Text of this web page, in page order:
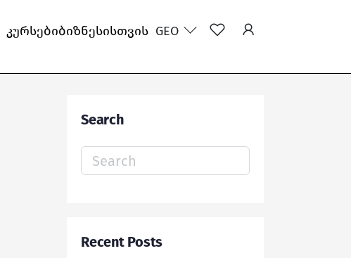
კურსებიბიზნესისთვის GEO
Search
Search
for:
Recent Posts